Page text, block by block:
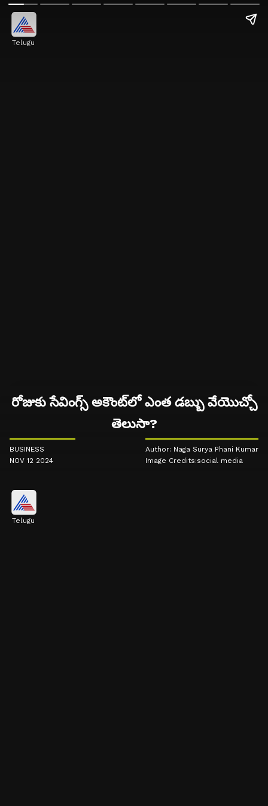
Telugu
రోజుకు సేవింగ్స్ అకౌంట్‌లో ఎంత డబ్బు వేయొచ్చో
తెలుసా?
BUSINESS
NOV 12 2024
Author: Naga Surya Phani Kumar
Image Credits:social media
Telugu